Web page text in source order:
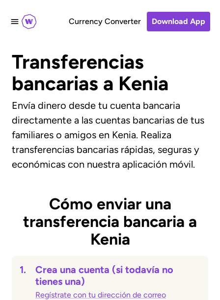
Currency Converter Download App
Transferencias
bancarias a Kenia
Envía dinero desde tu cuenta bancaria
directamente a las cuentas bancarias de tus
familiares o amigos en Kenia. Realiza
transferencias bancarias rápidas, seguras y
económicas con nuestra aplicación móvil.
Cómo enviar una
transferencia bancaria a
Kenia
1.
Crea una cuenta (si todavía no
tienes una)
Regístrate con tu dirección de correo